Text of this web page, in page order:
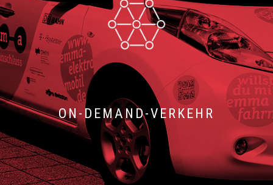
ON-DEMAND-VERKEHR